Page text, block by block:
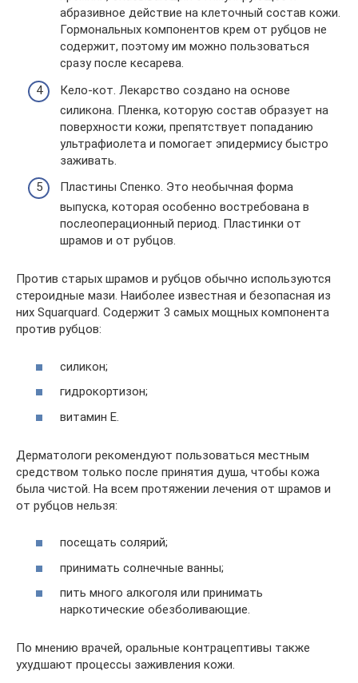
абразивное действие на клеточный состав кожи.
Гормональных компонентов крем от рубцов не
содержит, поэтому им можно пользоваться
сразу после кесарева.
Кело-кот. Лекарство создано на основе
силикона. Пленка, которую состав образует на
поверхности кожи, препятствует попаданию
ультрафиолета и помогает эпидермису быстро
заживать.
Пластины Спенко. Это необычная форма
выпуска, которая особенно востребована в
послеоперационный период. Пластинки от
шрамов и от рубцов.
Против старых шрамов и рубцов обычно используются
стероидные мази. Наиболее известная и безопасная из
них Squarquard. Содержит 3 самых мощных компонента
против рубцов:
силикон;
гидрокортизон;
витамин Е.
Дерматологи рекомендуют пользоваться местным
средством только после принятия душа, чтобы кожа
была чистой. На всем протяжении лечения от шрамов и
от рубцов нельзя:
посещать солярий;
принимать солнечные ванны;
пить много алкоголя или принимать
наркотические обезболивающие.
По мнению врачей, оральные контрацептивы также
ухудшают процессы заживления кожи.